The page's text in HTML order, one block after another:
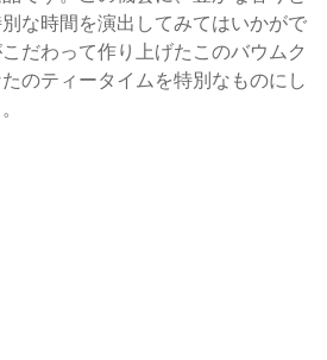
な時間を演出してみてはいかがで
だわって作り上げたこのバウムク
のティータイムを特別なものにし